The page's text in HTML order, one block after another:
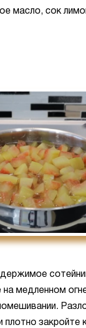
масло, сок
на медленном
плотно закройте